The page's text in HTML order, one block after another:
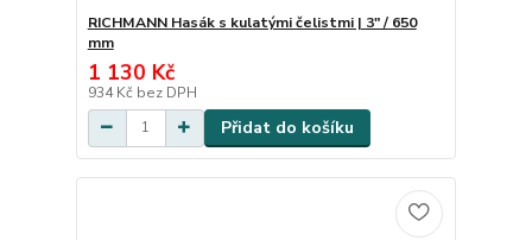
RICHMANN Hasák s kulatými čelistmi | 3" / 650
mm
1 130 Kč
934 Kč bez DPH
Přidat do košíku